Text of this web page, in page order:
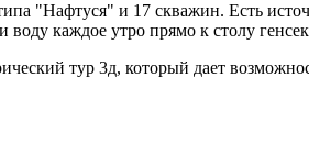
"Нафтуся" и 17 скважин. Есть
каждое утро прямо к столу
тур 3д, который дает